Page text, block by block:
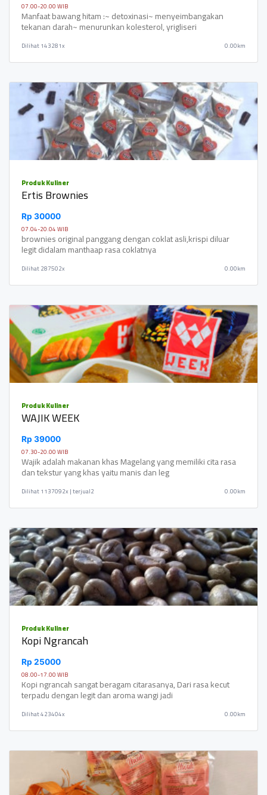
07.00-20.00 WIB
Manfaat bawang hitam :~ detoxinasi~ menyeimbangakan
tekanan darah~ menurunkan kolesterol, yrigliseri
Dilihat143281x 0.00km
Produk Kuliner
Ertis Brownies
Rp 30000
07.04-20.04 WIB
brownies original panggang dengan coklat asli,krispi diluar
legit didalam manthaap rasa coklatnya
Dilihat287502x 0.00km
Produk Kuliner
WAJIK WEEK
Rp 39000
07.30-20.00 WIB
Wajik adalah makanan khas Magelang yang memiliki cita rasa
dan tekstur yang khas yaitu manis dan leg
Dilihat1137092x | terjual2 0.00km
Produk Kuliner
Kopi Ngrancah
Rp 25000
08.00-17.00 WIB
Kopi ngrancah sangat beragam citarasanya, Dari rasa kecut
terpadu dengan legit dan aroma wangi jadi
Dilihat423404x 0.00km